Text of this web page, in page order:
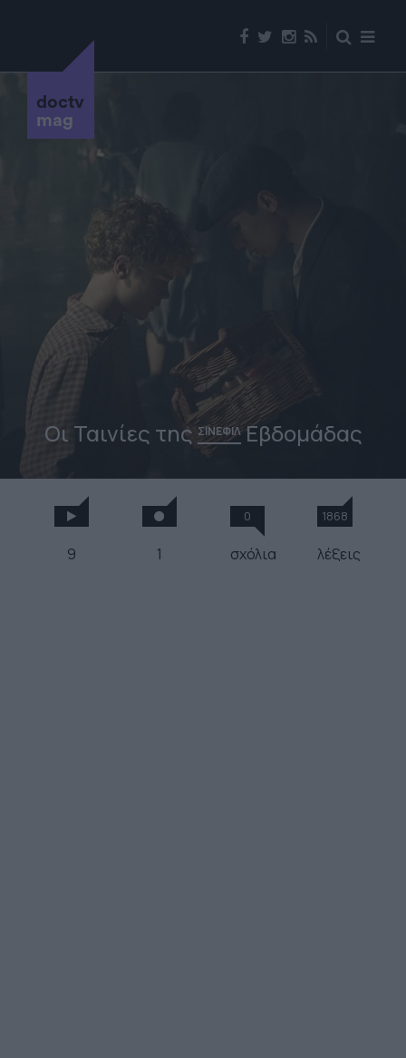
doctv
mag
Οι Ταινίες τηςΣΙΝΕΦΙΛΕβδομάδας
9 1
0
σχόλια
1868
λέξεις